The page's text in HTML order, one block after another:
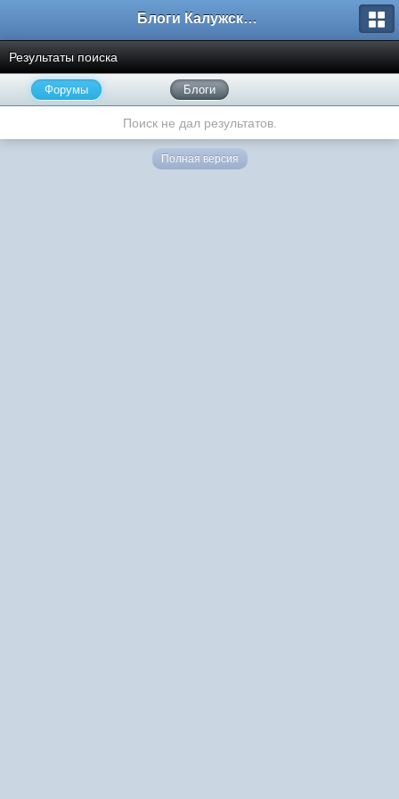
Блоги Калужского перекрестка
Результаты поиска
Форумы Блоги
Поиск не дал результатов.
Полная версия